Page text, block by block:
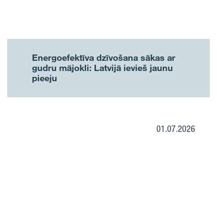
Energoefektīva dzīvošana sākas ar
gudru mājokli: Latvijā ievieš jaunu
pieeju
01.07.2026